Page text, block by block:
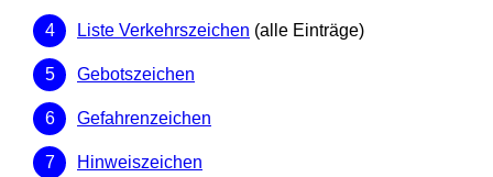
Liste Verkehrszeichen (alle Einträge)
Gebotszeichen
Gefahrenzeichen
Hinweiszeichen